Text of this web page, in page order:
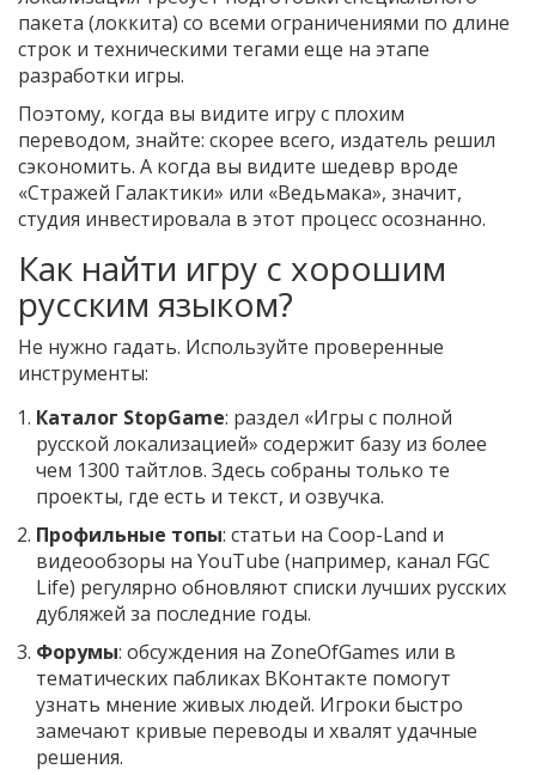
пакета (локкита) со всеми ограничениями по длине
строк и техническими тегами еще на этапе
разработки игры.
Поэтому, когда вы видите игру с плохим
переводом, знайте: скорее всего, издатель решил
сэкономить. А когда вы видите шедевр вроде
«Стражей Галактики» или «Ведьмака», значит,
студия инвестировала в этот процесс осознанно.
Как найти игру с хорошим
русским языком?
Не нужно гадать. Используйте проверенные
инструменты:
Каталог StopGame: раздел «Игры с полной
русской локализацией» содержит базу из более
чем 1300 тайтлов. Здесь собраны только те
проекты, где есть и текст, и озвучка.
Профильные топы: статьи на Coop-Land и
видеообзоры на YouTube (например, канал FGC
Life) регулярно обновляют списки лучших русских
дубляжей за последние годы.
Форумы: обсуждения на ZoneOfGames или в
тематических пабликах ВКонтакте помогут
узнать мнение живых людей. Игроки быстро
замечают кривые переводы и хвалят удачные
решения.